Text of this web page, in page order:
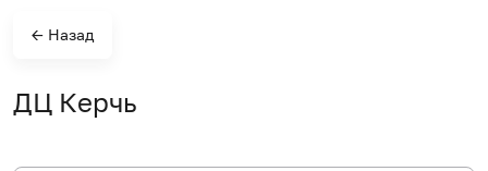
← Назад
ДЦ Керчь